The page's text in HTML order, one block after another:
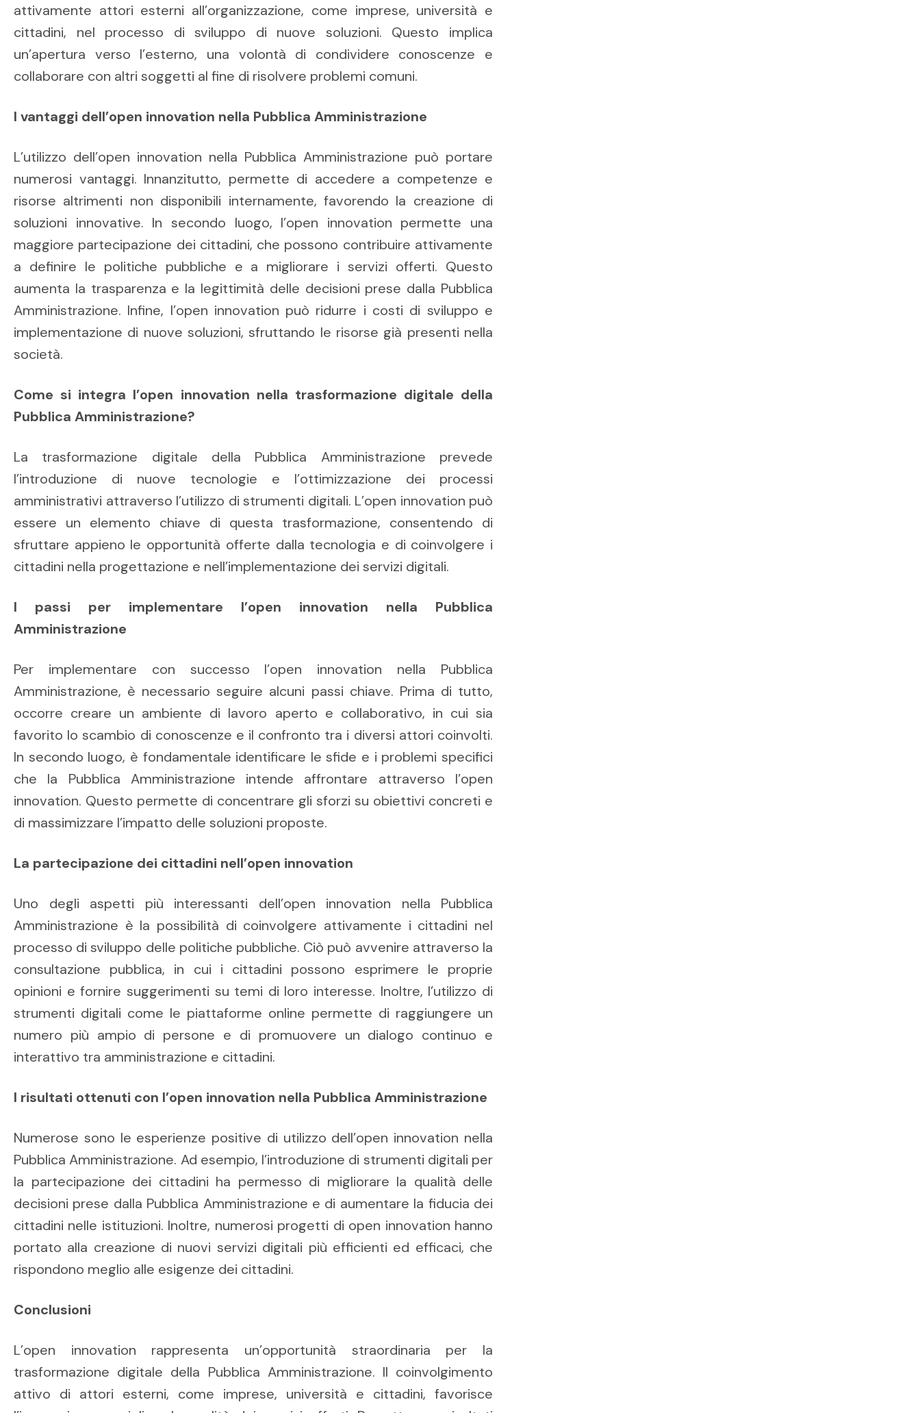
attivamente attori esterni all’organizzazione, come imprese, università e
cittadini, nel processo di sviluppo di nuove soluzioni. Questo implica
un’apertura verso l’esterno, una volontà di condividere conoscenze e
collaborare con altri soggetti al fine di risolvere problemi comuni.
I vantaggi dell’open innovation nella Pubblica Amministrazione
L’utilizzo dell’open innovation nella Pubblica Amministrazione può portare
numerosi vantaggi. Innanzitutto, permette di accedere a competenze e
risorse altrimenti non disponibili internamente, favorendo la creazione di
soluzioni innovative. In secondo luogo, l’open innovation permette una
maggiore partecipazione dei cittadini, che possono contribuire attivamente
a definire le politiche pubbliche e a migliorare i servizi offerti. Questo
aumenta la trasparenza e la legittimità delle decisioni prese dalla Pubblica
Amministrazione. Infine, l’open innovation può ridurre i costi di sviluppo e
implementazione di nuove soluzioni, sfruttando le risorse già presenti nella
società.
Come si integra l’open innovation nella trasformazione digitale della
Pubblica Amministrazione?
La trasformazione digitale della Pubblica Amministrazione prevede
l’introduzione di nuove tecnologie e l’ottimizzazione dei processi
amministrativi attraverso l’utilizzo di strumenti digitali. L’open innovation può
essere un elemento chiave di questa trasformazione, consentendo di
sfruttare appieno le opportunità offerte dalla tecnologia e di coinvolgere i
cittadini nella progettazione e nell’implementazione dei servizi digitali.
I passi per implementare l’open innovation nella Pubblica
Amministrazione
Per implementare con successo l’open innovation nella Pubblica
Amministrazione, è necessario seguire alcuni passi chiave. Prima di tutto,
occorre creare un ambiente di lavoro aperto e collaborativo, in cui sia
favorito lo scambio di conoscenze e il confronto tra i diversi attori coinvolti.
In secondo luogo, è fondamentale identificare le sfide e i problemi specifici
che la Pubblica Amministrazione intende affrontare attraverso l’open
innovation. Questo permette di concentrare gli sforzi su obiettivi concreti e
di massimizzare l’impatto delle soluzioni proposte.
La partecipazione dei cittadini nell’open innovation
Uno degli aspetti più interessanti dell’open innovation nella Pubblica
Amministrazione è la possibilità di coinvolgere attivamente i cittadini nel
processo di sviluppo delle politiche pubbliche. Ciò può avvenire attraverso la
consultazione pubblica, in cui i cittadini possono esprimere le proprie
opinioni e fornire suggerimenti su temi di loro interesse. Inoltre, l’utilizzo di
strumenti digitali come le piattaforme online permette di raggiungere un
numero più ampio di persone e di promuovere un dialogo continuo e
interattivo tra amministrazione e cittadini.
I risultati ottenuti con l’open innovation nella Pubblica Amministrazione
Numerose sono le esperienze positive di utilizzo dell’open innovation nella
Pubblica Amministrazione. Ad esempio, l’introduzione di strumenti digitali per
la partecipazione dei cittadini ha permesso di migliorare la qualità delle
decisioni prese dalla Pubblica Amministrazione e di aumentare la fiducia dei
cittadini nelle istituzioni. Inoltre, numerosi progetti di open innovation hanno
portato alla creazione di nuovi servizi digitali più efficienti ed efficaci, che
rispondono meglio alle esigenze dei cittadini.
Conclusioni
L’open innovation rappresenta un’opportunità straordinaria per la
trasformazione digitale della Pubblica Amministrazione. Il coinvolgimento
attivo di attori esterni, come imprese, università e cittadini, favorisce